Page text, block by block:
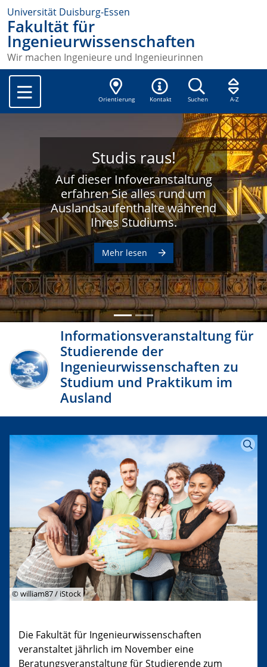
Universität Duisburg-Essen
Fakultät für
Ingenieurwissenschaften
Wir machen Ingenieure und Ingenieurinnen
Orientierung Kontakt Suchen A-Z
Studis raus!
Auf dieser Infoveranstaltung
erfahren Sie alles rund um
Auslandsaufenthalte während
Ihres Studiums.
Mehr lesen
Previous
Informationsveranstaltung für
Studierende der
Ingenieurwissenschaften zu
Studium und Praktikum im
Ausland
© william87 / iStock
Die Fakultät für Ingenieurwissenschaften
veranstaltet jährlich im November eine
Beratungsveranstaltung für Studierende zum